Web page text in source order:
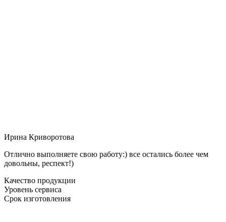
Ирина Криворотова
Отлично выполняете свою работу:) все остались более чем
довольны, респект!)
Качество продукции
Уровень сервиса
Срок изготовления